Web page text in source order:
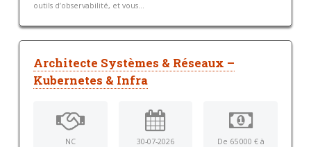
outils d’observabilité, et vous...
Architecte Systèmes & Réseaux –
Kubernetes & Infra
NC 30-07-2026 De 65 000 € à